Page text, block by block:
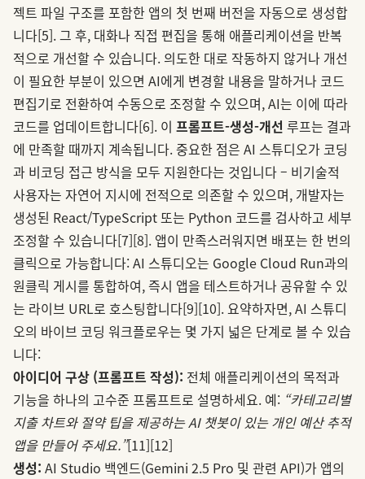
젝트 파일 구조를 포함한 앱의 첫 번째 버전을 자동으로 생성합
니다[5]. 그 후, 대화나 직접 편집을 통해 애플리케이션을 반복
적으로 개선할 수 있습니다. 의도한 대로 작동하지 않거나 개선
이 필요한 부분이 있으면 AI에게 변경할 내용을 말하거나 코드
편집기로 전환하여 수동으로 조정할 수 있으며, AI는 이에 따라
코드를 업데이트합니다[6]. 이 프롬프트-생성-개선 루프는 결과
에 만족할 때까지 계속됩니다. 중요한 점은 AI 스튜디오가 코딩
과 비코딩 접근 방식을 모두 지원한다는 것입니다 – 비기술적
사용자는 자연어 지시에 전적으로 의존할 수 있으며, 개발자는
생성된 React/TypeScript 또는 Python 코드를 검사하고 세부
조정할 수 있습니다[7][8]. 앱이 만족스러워지면 배포는 한 번의
클릭으로 가능합니다: AI 스튜디오는 Google Cloud Run과의
원클릭 게시를 통합하여, 즉시 앱을 테스트하거나 공유할 수 있
는 라이브 URL로 호스팅합니다[9][10]. 요약하자면, AI 스튜디
오의 바이브 코딩 워크플로우는 몇 가지 넓은 단계로 볼 수 있습
니다:
아이디어 구상 (프롬프트 작성): 전체 애플리케이션의 목적과
기능을 하나의 고수준 프롬프트로 설명하세요. 예: “카테고리별
지출 차트와 절약 팁을 제공하는 AI 챗봇이 있는 개인 예산 추적
앱을 만들어 주세요.”[11][12]
생성: AI Studio 백엔드(Gemini 2.5 Pro 및 관련 API)가 앱의